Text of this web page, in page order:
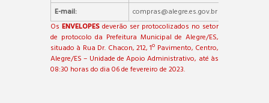
E-mail:
compras@alegre.es.gov.br
Os ENVELOPES deverão ser protocolizados no setor
de protocolo da Prefeitura Municipal de Alegre/ES,
situado à Rua Dr. Chacon, 212, 1º Pavimento, Centro,
Alegre/ES – Unidade de Apoio Administrativo, até às
08:30 horas do dia 06 de fevereiro de 2023.